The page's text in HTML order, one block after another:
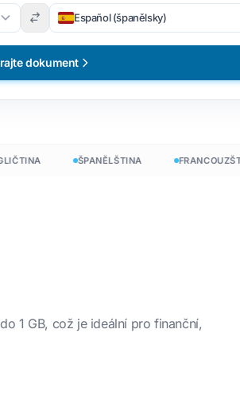
Español (španělsky)
dokument
ŠPANĚLŠTINA
1 GB, což je ideální pro finanční,